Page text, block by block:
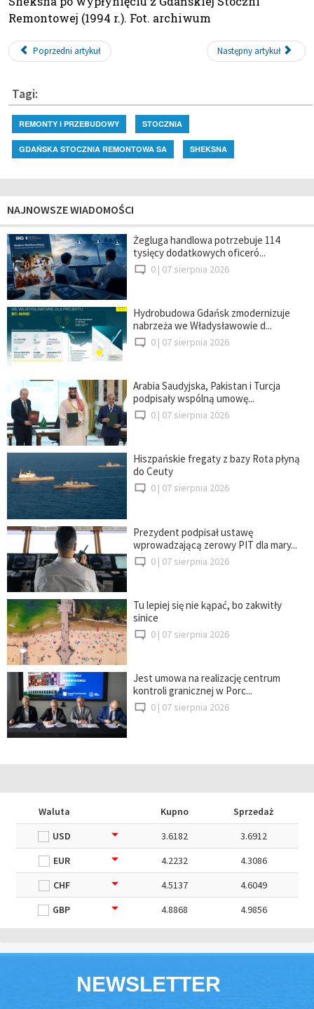
Remontowej (1994 r.). Fot. archiwum
Poprzedni artykuł Następny artykuł
Tagi:
REMONTY I PRZEBUDOWY STOCZNIA
GDAŃSKA STOCZNIA REMONTOWA SA SHEKSNA
NAJNOWSZE WIADOMOŚCI
Żegluga handlowa potrzebuje 114
tysięcy dodatkowych oficeró...
0 | 07 sierpnia 2026
Hydrobudowa Gdańsk zmodernizuje
nabrzeża we Władysławowie d...
0 | 07 sierpnia 2026
Arabia Saudyjska, Pakistan i Turcja
podpisały wspólną umowę...
0 | 07 sierpnia 2026
Hiszpańskie fregaty z bazy Rota płyną
do Ceuty
0 | 07 sierpnia 2026
Prezydent podpisał ustawę
wprowadzającą zerowy PIT dla mary...
0 | 07 sierpnia 2026
Tu lepiej się nie kąpać, bo zakwitły
sinice
0 | 07 sierpnia 2026
Jest umowa na realizację centrum
kontroli granicznej w Porc...
0 | 07 sierpnia 2026
Waluta Kupno
Sprzedaż
USD
3.6182
3.6912
EUR
4.2232
4.3086
CHF
4.5137
4.6049
GBP
4.8868 4.9856
NEWSLETTER